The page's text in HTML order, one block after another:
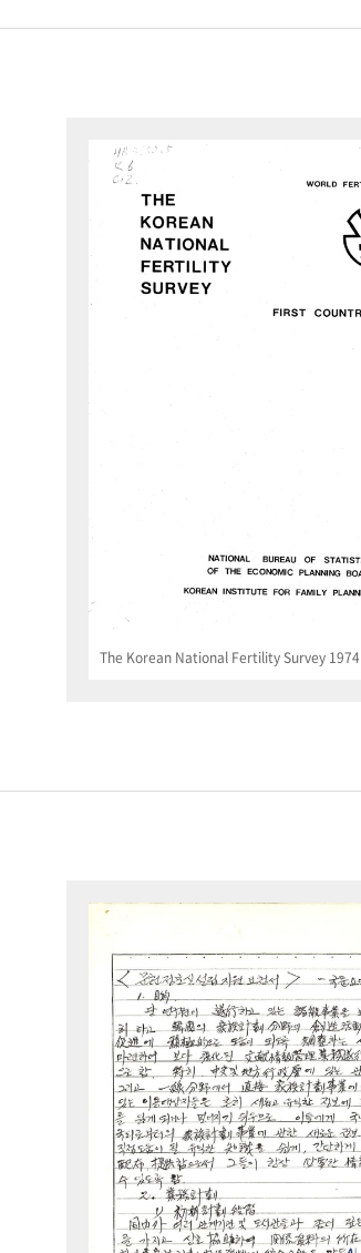
The Korean National Fertility Survey 1974